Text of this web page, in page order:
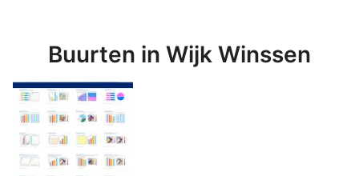
Buurten in Wijk Winssen